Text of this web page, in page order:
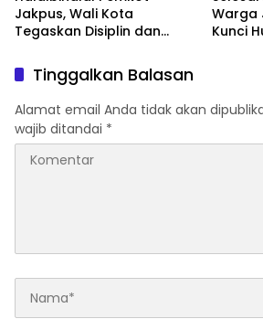
Jakpus, Wali Kota
Tegaskan Disiplin dan
Warga
Kunci
Tinggalkan Balasan
Alamat email Anda tidak akan
wajib ditandai *